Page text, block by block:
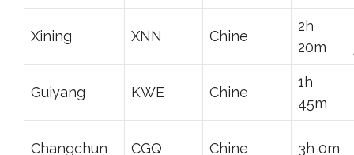
Xining XNN Chine
2h
20m
Guiyang KWE Chine
1h
45m
Changchun CGQ Chine 3h 0m